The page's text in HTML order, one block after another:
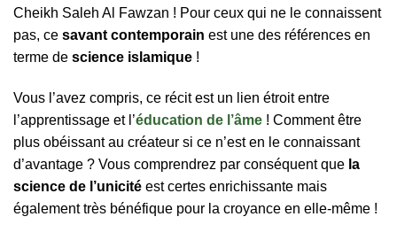
Cheikh Saleh Al Fawzan ! Pour ceux qui ne le connaissent
pas, ce savant contemporain est une des références en
terme de science islamique !
Vous l’avez compris, ce récit est un lien étroit entre
l’apprentissage et l’éducation de l’âme ! Comment être
plus obéissant au créateur si ce n’est en le connaissant
d’avantage ? Vous comprendrez par conséquent que la
science de l’unicité est certes enrichissante mais
également très bénéfique pour la croyance en elle-même !